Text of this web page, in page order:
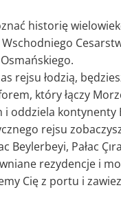
historię
rejsu łodzią,
który łączy
i oddziela kontynenty
rejsu zobaczysz
Beylerbeyi, Pałac
rezydencje i
Cię z portu i